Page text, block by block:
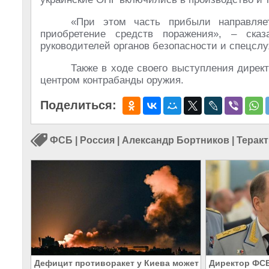
«При этом часть прибыли
приобретение средств поражения», –
руководителей органов безопасности и
Также в ходе своего выступления
центром контрабанды оружия.
Поделиться:
ФСБ Россия Александр Бортников Теракт
Дефицит противоракет у Киева может Директор